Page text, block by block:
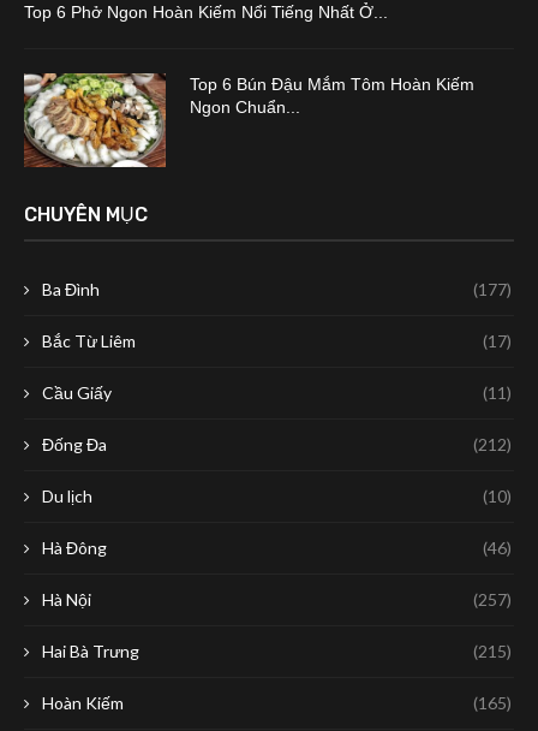
Top 6 Phở Ngon Hoàn Kiếm Nổi Tiếng Nhất Ở...
Top 6 Bún Đậu Mắm Tôm Hoàn Kiếm
Ngon Chuẩn...
CHUYÊN MỤC
Ba Đình (177)
Bắc Từ Liêm (17)
Cầu Giấy (11)
Đống Đa (212)
Du lịch (10)
Hà Đông (46)
Hà Nội (257)
Hai Bà Trưng (215)
Hoàn Kiếm (165)